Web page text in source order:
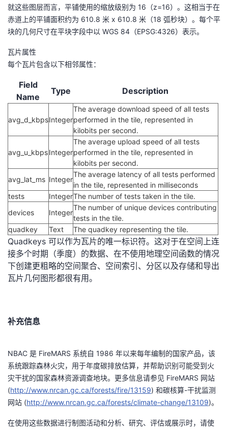
者
学
堂
我
程
认
证
的
实
验
我
的
收
藏
支
持
我
的
技
支
持
我
的
声
建
议
就这些图层而言，平铺使用的缩放级别为 16（z=16）。这相当于在
赤道上的平铺面积约为 610.8 米 x 610.8 米（18 弧秒块）。每个平
块的几何尺寸在平块字段中以 WGS 84（EPSG:4326）表示。
瓦片属性
每个瓦片包含以下相邻属性：
Field
Name
Type Description
avg_d_kbpsInteger
The average download speed of all tests
performed in the tile, represented in
kilobits per second.
avg_u_kbpsInteger
The average upload speed of all tests
performed in the tile, represented in
kilobits per second.
avg_lat_ms Integer
The average latency of all tests performed
in the tile, represented in milliseconds
tests
IntegerThe number of tests taken in the tile.
devices
Integer
The number of unique devices contributing
tests in the tile.
quadkey
Text The quadkey representing the tile.
Quadkeys 可以作为瓦片的唯一标识符。这对于在空间上连
接多个时期（季度）的数据、在不使用地理空间函数的情况
下创建更粗略的空间聚合、空间索引、分区以及存储和导出
瓦片几何图形都很有用。
补充信息
NBAC 是 FireMARS 系统自 1986 年以来每年编制的国家产品，该
系统跟踪森林火灾，用于年度碳排放估算，并帮助识别可能受到火
灾干扰的国家森林资源调查地块。更多信息请参见 FireMARS 网站
(http://www.nrcan.gc.ca/forests/fire/13159) 和碳核算-干扰监测
网站 (http://www.nrcan.gc.ca/forests/climate-change/13109)。
在使用这些数据进行制图活动和分析、研究、评估或展示时，请使